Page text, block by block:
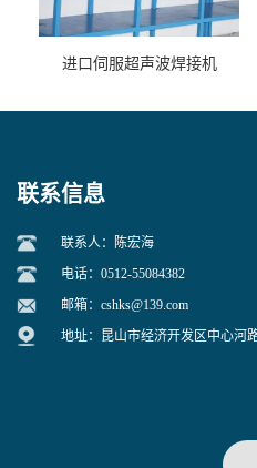
进口伺服超声波焊接机
联系信息
联系人：陈宏海
电话：0512-55084382
邮箱： cshks@139.com
地址：昆山市经济开发区中心河